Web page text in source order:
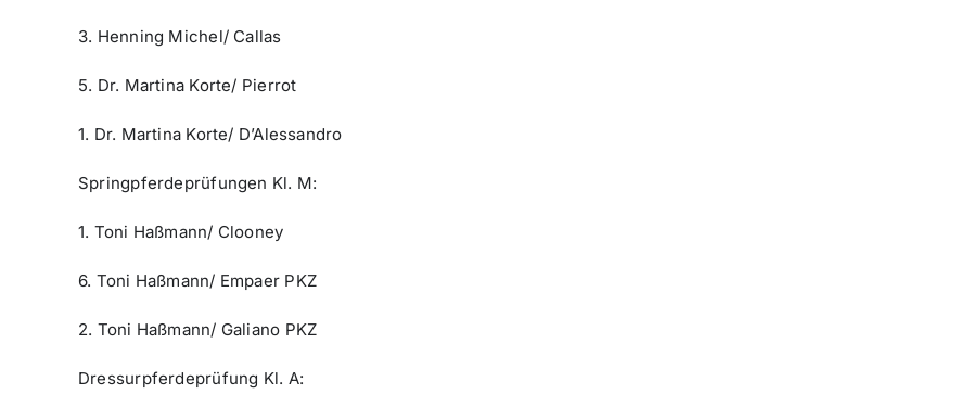
3. Henning Michel/ Callas
5. Dr. Martina Korte/ Pierrot
1. Dr. Martina Korte/ D’Alessandro
Springpferdeprüfungen Kl. M:
1. Toni Haßmann/ Clooney
6. Toni Haßmann/ Empaer PKZ
2. Toni Haßmann/ Galiano PKZ
Dressurpferdeprüfung Kl. A: